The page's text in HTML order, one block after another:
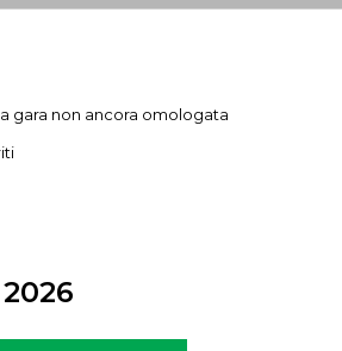
gara non ancora omologata